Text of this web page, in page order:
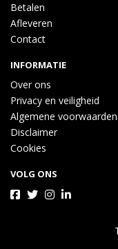
Betalen
Afleveren
Contact
INFORMATIE
Over ons
Privacy en veiligheid
Algemene voorwaarden
Disclaimer
Cookies
VOLG ONS